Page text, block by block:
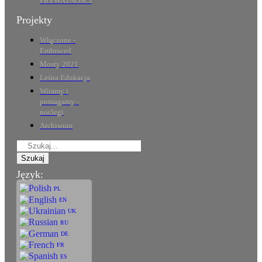
Projekty
Włączone -
Embraced
Mosty 2021
Leśna Edukacja
Witamy i
pomagamy -
noclegi
Archiwum
Szukaj
Język:
PL
EN
UK
RU
DE
FR
ES